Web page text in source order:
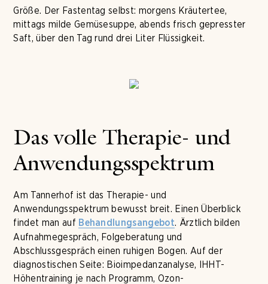
Größe. Der Fastentag selbst: morgens Kräutertee,
mittags milde Gemüsesuppe, abends frisch gepresster
Saft, über den Tag rund drei Liter Flüssigkeit.
Das volle Therapie- und
Anwendungsspektrum
Am Tannerhof ist das Therapie- und
Anwendungsspektrum bewusst breit. Einen Überblick
findet man auf Behandlungsangebot. Ärztlich bilden
Aufnahmegespräch, Folgeberatung und
Abschlussgespräch einen ruhigen Bogen. Auf der
diagnostischen Seite: Bioimpedanzanalyse, IHHT-
Höhentraining je nach Programm, Ozon-